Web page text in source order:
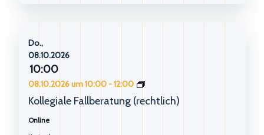
Do.,
08.10.2026
10:00
08.10.2026 um 10:00-12:00
Kollegiale
Fallberatung
(rechtlich)
Kollegiale Fallberatung (rechtlich)
Online